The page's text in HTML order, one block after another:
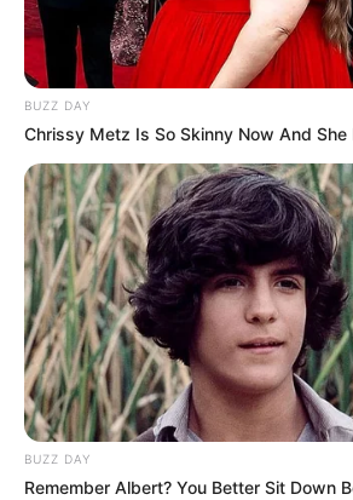
BUZZ DAY
Chrissy Metz Is So Skinny Now And
BUZZ DAY
Remember Albert? You Better Sit Down